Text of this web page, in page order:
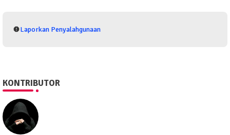
Laporkan Penyalahgunaan
KONTRIBUTOR